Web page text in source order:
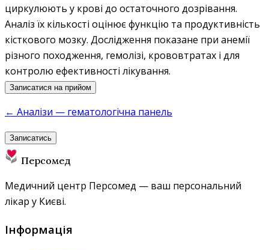
циркулюють у крові до остаточного дозрівання.
Аналіз їх кількості оцінює функцію та продуктивність
кісткового мозку. Дослідження показане при анемії
різного походження, гемолізі, крововтратах і для
контролю ефективності лікування.
Записатися на прийом
← Аналізи — гематологічна панель
Записатись
Персомед
Медичний центр Персомед — ваш персональний
лікар у Києві.
Інформація